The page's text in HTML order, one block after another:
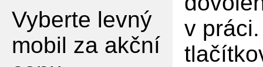
Vyberte levný
mobil za akční
v